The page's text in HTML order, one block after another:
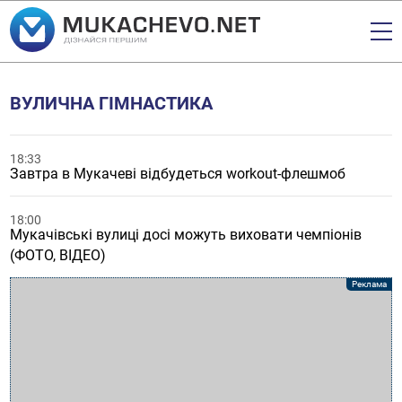
ВУЛИЧНА ГІМНАСТИКА
18:33
Завтра в Мукачеві відбудеться workout-флешмоб
18:00
Мукачівські вулиці досі можуть виховати чемпіонів
(ФОТО, ВІДЕО)